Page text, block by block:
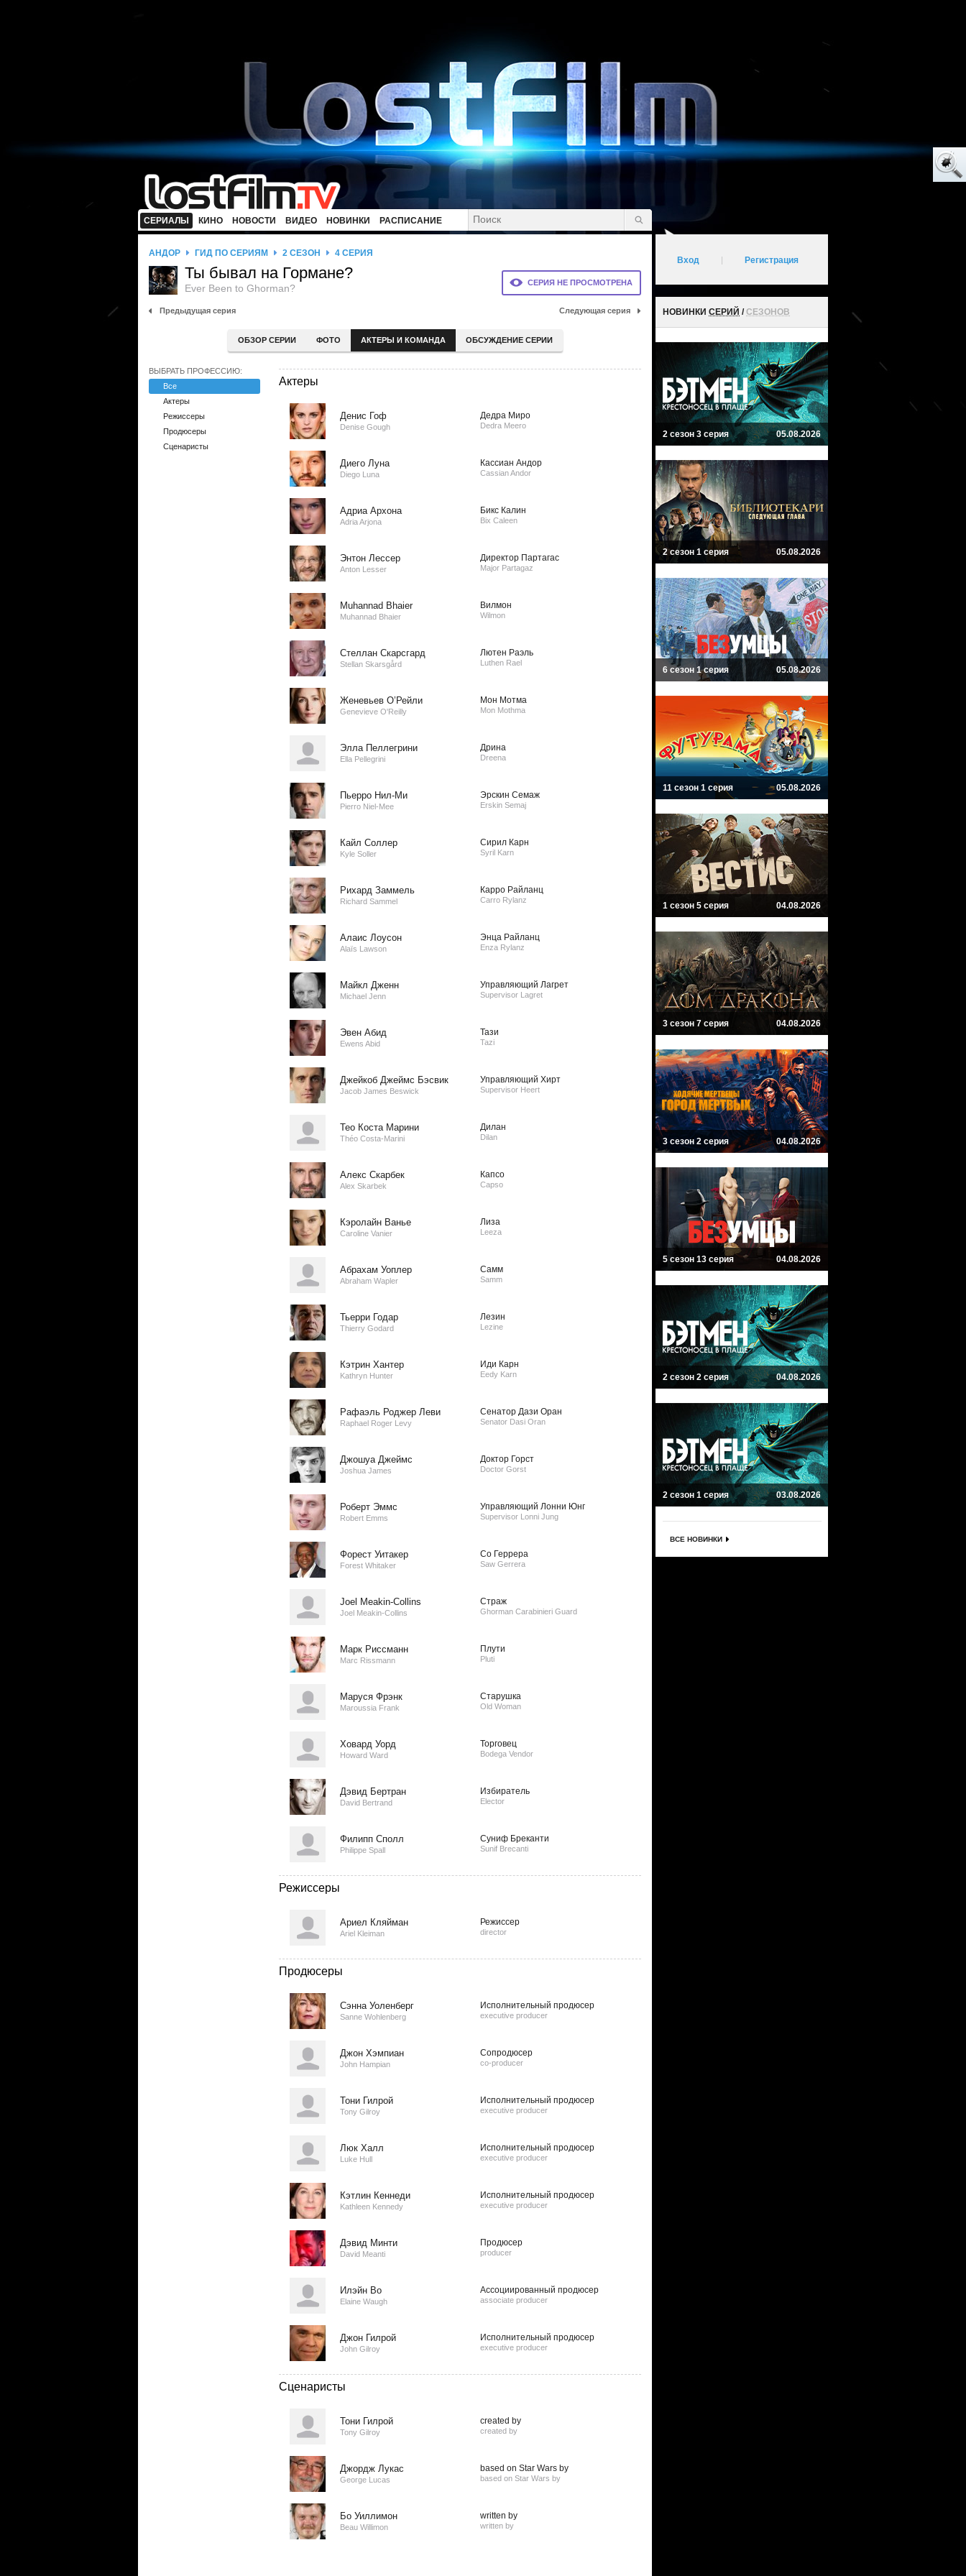
СЕРИАЛЫ КИНО НОВОСТИ ВИДЕО НОВИНКИ РАСПИСАНИЕ
СЕРИЯ НЕ ПРОСМОТРЕНА
АНДОР ГИД ПО СЕРИЯМ 2 СЕЗОН 4 СЕРИЯ
Ты бывал на Гормане?
Ever Been to Ghorman?
Предыдущая серия Следующая серия
ОБЗОР СЕРИИ ФОТО АКТЕРЫ И КОМАНДА ОБСУЖДЕНИЕ СЕРИИ
ВЫБРАТЬ ПРОФЕССИЮ:
Все
Актеры
Режиссеры
Продюсеры
Сценаристы
Актеры
Денис Гоф
Denise Gough
Дедра Миро
Dedra Meero
Диего Луна
Diego Luna
Кассиан Андор
Cassian Andor
Адриа Архона
Adria Arjona
Бикс Калин
Bix Caleen
Энтон Лессер
Anton Lesser
Директор Партагас
Major Partagaz
Muhannad Bhaier
Muhannad Bhaier
Вилмон
Wilmon
Стеллан Скарсгард
Stellan Skarsgård
Лютен Раэль
Luthen Rael
Женевьев О’Рейли
Genevieve O'Reilly
Мон Мотма
Mon Mothma
Элла Пеллегрини
Ella Pellegrini
Дрина
Dreena
Пьерро Нил-Ми
Pierro Niel-Mee
Эрскин Семаж
Erskin Semaj
Кайл Соллер
Kyle Soller
Сирил Карн
Syril Karn
Рихард Заммель
Richard Sammel
Карро Райланц
Carro Rylanz
Алаис Лоусон
Alaïs Lawson
Энца Райланц
Enza Rylanz
Майкл Дженн
Michael Jenn
Управляющий Лагрет
Supervisor Lagret
Эвен Абид
Ewens Abid
Тази
Tazi
Джейкоб Джеймс Бэсвик
Jacob James Beswick
Управляющий Хирт
Supervisor Heert
Тео Коста Марини
Théo Costa-Marini
Дилан
Dilan
Алекс Скарбек
Alex Skarbek
Капсо
Capso
Кэролайн Ванье
Caroline Vanier
Лиза
Leeza
Абрахам Уоплер
Abraham Wapler
Самм
Samm
Тьерри Годар
Thierry Godard
Лезин
Lezine
Кэтрин Хантер
Kathryn Hunter
Иди Карн
Eedy Karn
Рафаэль Роджер Леви
Raphael Roger Levy
Сенатор Дази Оран
Senator Dasi Oran
Джошуа Джеймс
Joshua James
Доктор Горст
Doctor Gorst
Роберт Эммс
Robert Emms
Управляющий Лонни Юнг
Supervisor Lonni Jung
Форест Уитакер
Forest Whitaker
Со Геррера
Saw Gerrera
Joel Meakin-Collins
Joel Meakin-Collins
Страж
Ghorman Carabinieri Guard
Марк Риссманн
Marc Rissmann
Плути
Pluti
Маруся Фрэнк
Maroussia Frank
Старушка
Old Woman
Ховард Уорд
Howard Ward
Торговец
Bodega Vendor
Дэвид Бертран
David Bertrand
Избиратель
Elector
Филипп Сполл
Philippe Spall
Суниф Бреканти
Sunif Brecanti
Режиссеры
Ариел Кляйман
Ariel Kleiman
Режиссер
director
Продюсеры
Сэнна Уоленберг
Sanne Wohlenberg
Исполнительный продюсер
executive producer
Джон Хэмпиан
John Hampian
Сопродюсер
co-producer
Тони Гилрой
Tony Gilroy
Исполнительный продюсер
executive producer
Люк Халл
Luke Hull
Исполнительный продюсер
executive producer
Кэтлин Кеннеди
Kathleen Kennedy
Исполнительный продюсер
executive producer
Дэвид Минти
David Meanti
Продюсер
producer
Илэйн Во
Elaine Waugh
Ассоциированный продюсер
associate producer
Джон Гилрой
John Gilroy
Исполнительный продюсер
executive producer
Сценаристы
Тони Гилрой
Tony Gilroy
created by
created by
Джордж Лукас
George Lucas
based on Star Wars by
based on Star Wars by
Бо Уиллимон
Beau Willimon
written by
written by
Вход Регистрация
НОВИНКИ СЕРИЙ /СЕЗОНОВ
2 сезон 3 серия 05.08.2026
2 сезон 1 серия 05.08.2026
6 сезон 1 серия 05.08.2026
11 сезон 1 серия 05.08.2026
1 сезон 5 серия 04.08.2026
3 сезон 7 серия 04.08.2026
3 сезон 2 серия 04.08.2026
5 сезон 13 серия 04.08.2026
2 сезон 2 серия 04.08.2026
2 сезон 1 серия 03.08.2026
ВСЕ НОВИНКИ